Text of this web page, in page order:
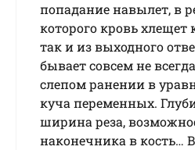
попадание навылет, в
которого кровь хлещет
так и из выходного
бывает совсем не
слепом ранении в
куча переменных.
ширина реза,
наконечника в кость…